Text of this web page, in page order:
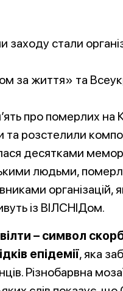
заходу стали
за життя» та
про померлих на
та розстелили
десятками
людьми,
із ВІЛСНІДом.
– символ
епідемії, яка
Різнобарвна